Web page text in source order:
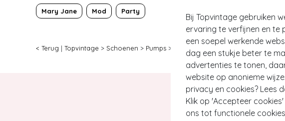
Bij Topvintage gebruiken
ervaring te verfijnen en te
een soepel werkende
dag een stukje beter te
advertenties te tonen,
website op anonieme
privacy en cookies? Lees
Klik op 'Accepteer
ons tot functionele
Mary Jane Mod Party
< Terug | Topvintage > Schoenen > Pumps > Tamaris